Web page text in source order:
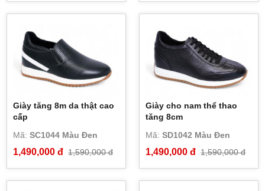
Giày tăng 8m da thật cao
cấp
Mã:SC1044 Màu Đen
1,490,000 đ 1,590,000 đ
Giày cho nam thể thao
tăng 8cm
Mã:SD1042 Màu Đen
1,490,000 đ 1,590,000 đ